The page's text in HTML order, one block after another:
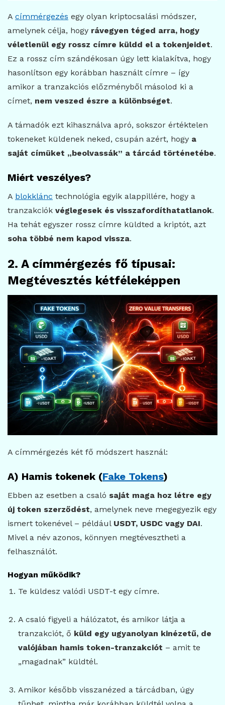
A címmérgezés egy olyan kriptocsalási módszer,
amelynek célja, hogy rávegyen téged arra, hogy
véletlenül egy rossz címre küldd el a tokenjeidet.
Ez a rossz cím szándékosan úgy lett kialakítva, hogy
hasonlítson egy korábban használt címre – így
amikor a tranzakciós előzményből másolod ki a
címet, nem veszed észre a különbséget.
A támadók ezt kihasználva apró, sokszor értéktelen
tokeneket küldenek neked, csupán azért, hogy a
saját címüket „beolvassák” a tárcád történetébe.
Miért veszélyes?
A blokklánc technológia egyik alappillére, hogy a
tranzakciók véglegesek és visszafordíthatatlanok.
Ha tehát egyszer rossz címre küldted a kriptót, azt
soha többé nem kapod vissza.
2. A címmérgezés fő típusai:
Megtévesztés kétféleképpen
A címmérgezés két fő módszert használ:
A) Hamis tokenek (Fake Tokens)
Ebben az esetben a csaló saját maga hoz létre egy
új token szerződést, amelynek neve megegyezik egy
ismert tokenével – például USDT, USDC vagy DAI.
Mivel a név azonos, könnyen megtévesztheti a
felhasználót.
Hogyan működik?
Te küldesz valódi USDT-t egy címre.
A csaló figyeli a hálózatot, és amikor látja a
tranzakciót, ő küld egy ugyanolyan kinézetű, de
valójában hamis token-tranzakciót – amit te
„magadnak” küldtél.
Amikor később visszanézed a tárcádban, úgy